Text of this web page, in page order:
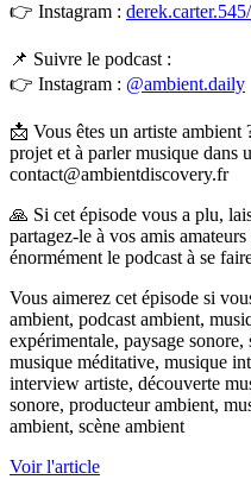
👉 Instagram : derek.carter.545/
📌 Suivre le podcast :
👉 Instagram : @ambient.daily
📩 Vous êtes un artiste ambient
projet et à parler musique dans
contact@ambientdiscovery.fr
🙏 Si cet épisode vous a plu,
partagez-le à vos amis
énormément le podcast à se
Vous aimerez cet épisode si
ambient, podcast ambient,
expérimentale, paysage
musique méditative, musique
interview artiste, découverte
sonore, producteur ambient,
ambient, scène ambient
Voir l'article